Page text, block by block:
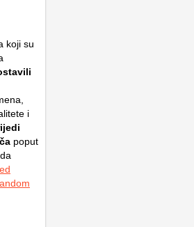
koji su
i
poput